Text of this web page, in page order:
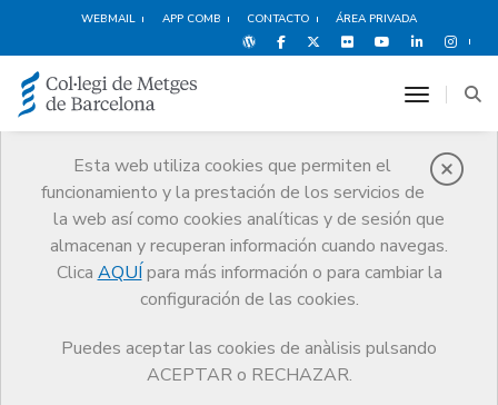
WEBMAIL APP COMB CONTACTO ÁREA PRIVADA
Esta web utiliza cookies que permiten el
funcionamiento y la prestación de los servicios de
la web así como cookies analíticas y de sesión que
almacenan y recuperan información cuando navegas.
Clica AQUÍ para más información o para cambiar la
configuración de las cookies.
Puedes aceptar las cookies de anàlisis pulsando
ACEPTAR o RECHAZAR.
toggle
Médicos
Trámites Alta de colegiación
Alta de colegiación